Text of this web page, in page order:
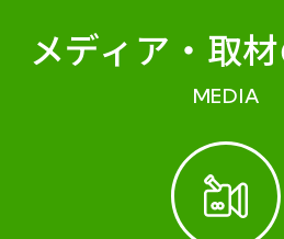
メディア・ 取
MEDIA